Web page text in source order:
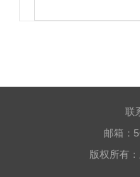
联
邮箱：
版权所有